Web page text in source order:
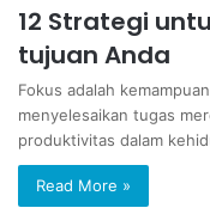
12 Strategi
tujuan Anda
Fokus adalah
menyelesaikan tugas
produktivitas dalam
Read More »